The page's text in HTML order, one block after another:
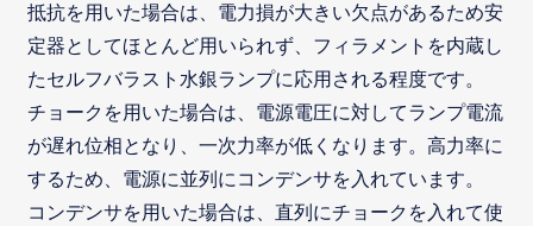
抵抗を用いた場合は、電力損が大きい欠点があるため安
定器としてほとんど用いられず、フィラメントを内蔵し
たセルフバラスト水銀ランプに応用される程度です。
チョークを用いた場合は、電源電圧に対してランプ電流
が遅れ位相となり、一次力率が低くなります。高力率に
するため、電源に並列にコンデンサを入れています。
コンデンサを用いた場合は、直列にチョークを入れて使